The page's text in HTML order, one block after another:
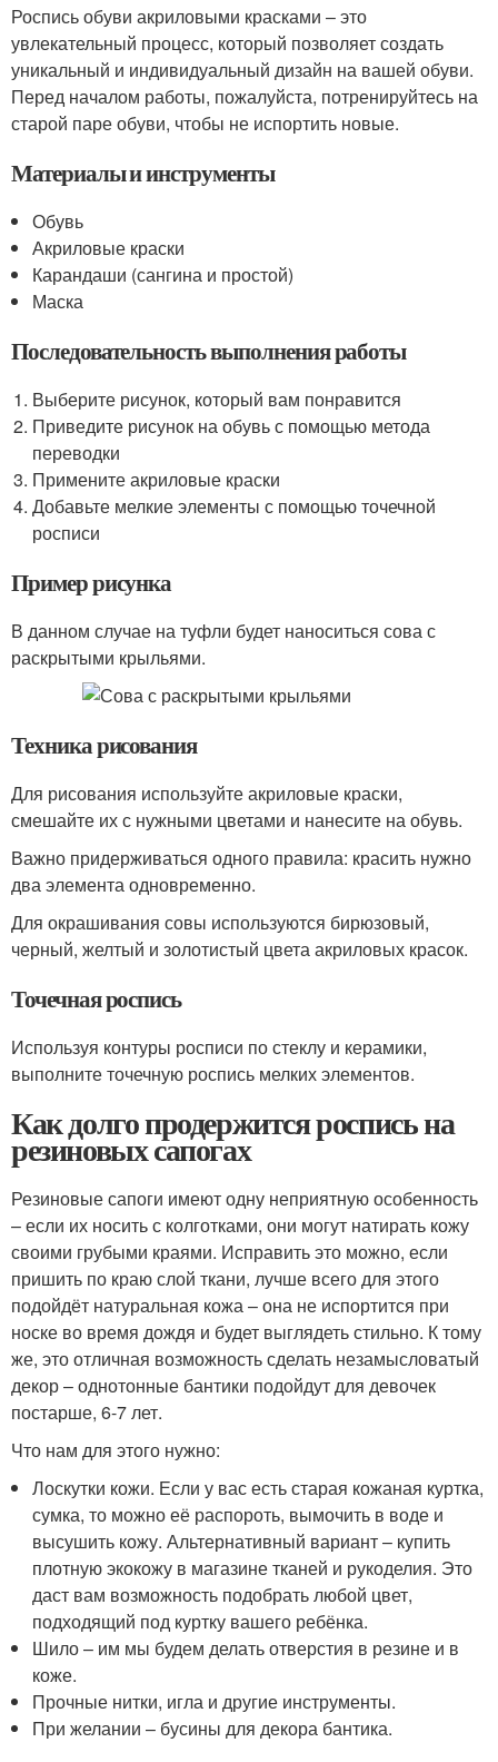
Роспись обуви акриловыми красками – это
увлекательный процесс, который позволяет создать
уникальный и индивидуальный дизайн на вашей обуви.
Перед началом работы, пожалуйста, потренируйтесь на
старой паре обуви, чтобы не испортить новые.
Материалы и инструменты
Обувь
Акриловые краски
Карандаши (сангина и простой)
Маска
Последовательность выполнения работы
Выберите рисунок, который вам понравится
Приведите рисунок на обувь с помощью метода
переводки
Примените акриловые краски
Добавьте мелкие элементы с помощью точечной
росписи
Пример рисунка
В данном случае на туфли будет наноситься сова с
раскрытыми крыльями.
Техника рисования
Для рисования используйте акриловые краски,
смешайте их с нужными цветами и нанесите на обувь.
Важно придерживаться одного правила: красить нужно
два элемента одновременно.
Для окрашивания совы используются бирюзовый,
черный, желтый и золотистый цвета акриловых красок.
Точечная роспись
Используя контуры росписи по стеклу и керамики,
выполните точечную роспись мелких элементов.
Как долго продержится роспись на
резиновых сапогах
Резиновые сапоги имеют одну неприятную особенность
– если их носить с колготками, они могут натирать кожу
своими грубыми краями. Исправить это можно, если
пришить по краю слой ткани, лучше всего для этого
подойдёт натуральная кожа – она не испортится при
носке во время дождя и будет выглядеть стильно. К тому
же, это отличная возможность сделать незамысловатый
декор – однотонные бантики подойдут для девочек
постарше, 6-7 лет.
Что нам для этого нужно:
Лоскутки кожи. Если у вас есть старая кожаная куртка,
сумка, то можно её распороть, вымочить в воде и
высушить кожу. Альтернативный вариант – купить
плотную экокожу в магазине тканей и рукоделия. Это
даст вам возможность подобрать любой цвет,
подходящий под куртку вашего ребёнка.
Шило – им мы будем делать отверстия в резине и в
коже.
Прочные нитки, игла и другие инструменты.
При желании – бусины для декора бантика.